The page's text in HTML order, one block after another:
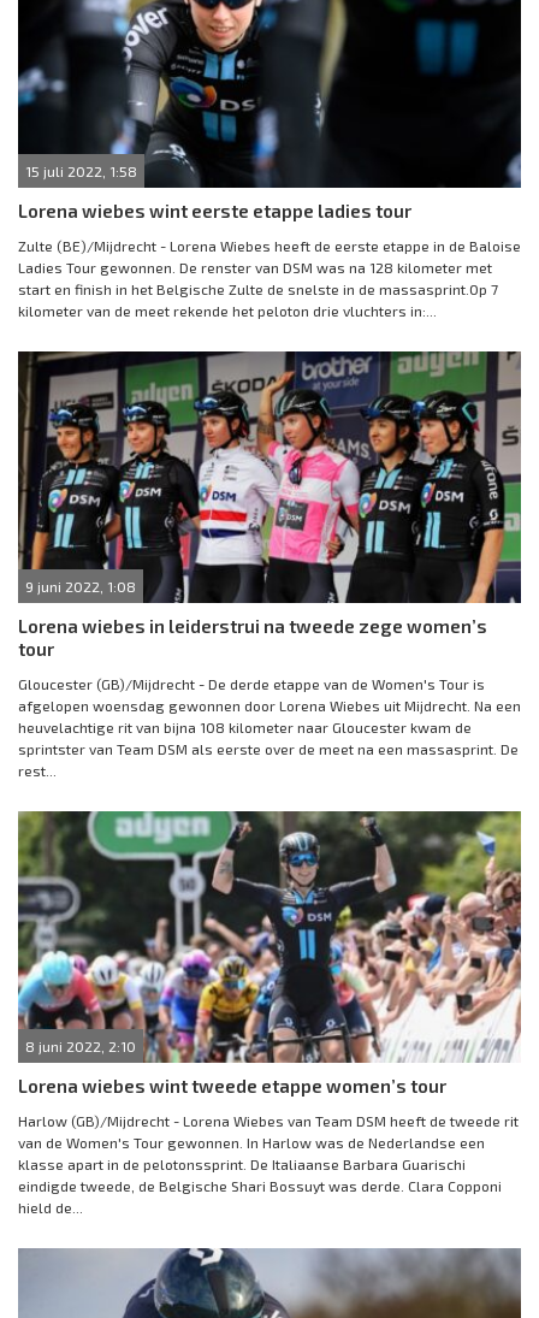
15 juli 2022, 1:58
Lorena wiebes wint eerste etappe ladies tour
Zulte (BE)/Mijdrecht - Lorena Wiebes heeft de eerste etappe in de Baloise
Ladies Tour gewonnen. De renster van DSM was na 128 kilometer met
start en finish in het Belgische Zulte de snelste in de massasprint.Op 7
kilometer van de meet rekende het peloton drie vluchters in:...
9 juni 2022, 1:08
Lorena wiebes in leiderstrui na tweede zege women’s
tour
Gloucester (GB)/Mijdrecht - De derde etappe van de Women's Tour is
afgelopen woensdag gewonnen door Lorena Wiebes uit Mijdrecht. Na een
heuvelachtige rit van bijna 108 kilometer naar Gloucester kwam de
sprintster van Team DSM als eerste over de meet na een massasprint. De
rest...
8 juni 2022, 2:10
Lorena wiebes wint tweede etappe women’s tour
Harlow (GB)/Mijdrecht - Lorena Wiebes van Team DSM heeft de tweede rit
van de Women's Tour gewonnen. In Harlow was de Nederlandse een
klasse apart in de pelotonssprint. De Italiaanse Barbara Guarischi
eindigde tweede, de Belgische Shari Bossuyt was derde. Clara Copponi
hield de...